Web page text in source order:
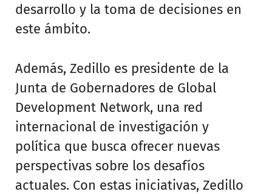
desarrollo y la toma de decisiones en
este ámbito.
Además, Zedillo es presidente de la
Junta de Gobernadores de Global
Development Network, una red
internacional de investigación y
política que busca ofrecer nuevas
perspectivas sobre los desafíos
actuales. Con estas iniciativas, Zedillo